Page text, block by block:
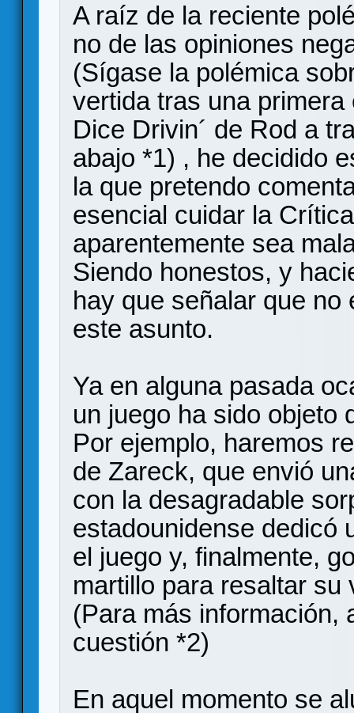
A raíz de la reciente
no de las opiniones
(Sígase la polémica
vertida tras una
Dice Drivin´ de Rod a
abajo *1) , he decidido
la que pretendo
esencial cuidar la
aparentemente sea
Siendo honestos, y
hay que señalar que
este asunto.
Ya en alguna pasada
un juego ha sido objeto
Por ejemplo, haremos
de Zareck, que envió
con la desagradable
estadounidense dedicó
el juego y, finalmente,
martillo para resaltar su
(Para más información,
cuestión *2)
En aquel momento se